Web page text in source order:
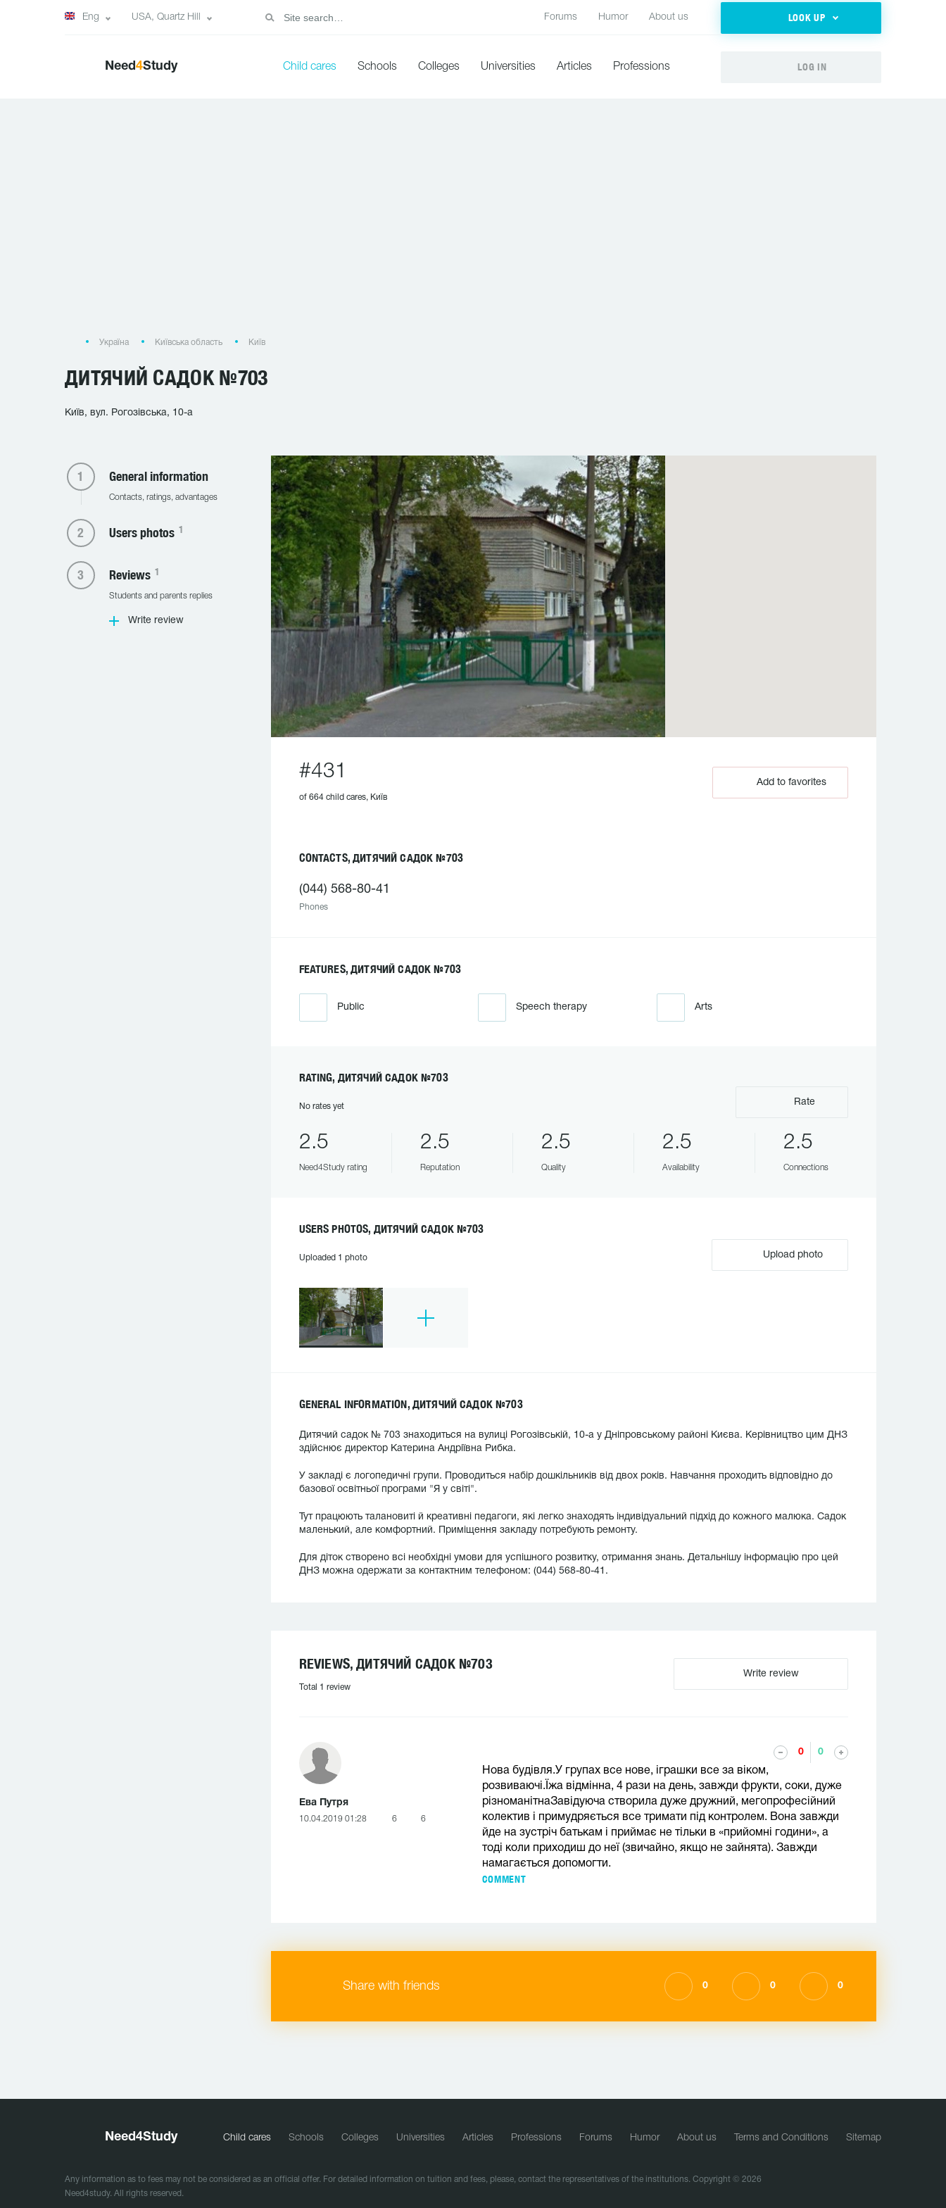
Eng USA, Quartz Hill Forums Humor About us LOOK UP
Need4Study Child cares Schools Colleges Universities Articles Professions LOG IN
Україна Київська область Київ
ДИТЯЧИЙ САДОК №703
Київ, вул. Рогозівська, 10-а
General information
Contacts, ratings, advantages
Users photos 1
Reviews 1
Students and parents replies
Write review
#431
of 664 child cares, Київ
Add to favorites
CONTACTS, ДИТЯЧИЙ САДОК №703
(044) 568-80-41
Phones
FEATURES, ДИТЯЧИЙ САДОК №703
Public Speech therapy Arts
RATING, ДИТЯЧИЙ САДОК №703
No rates yet Rate
2.5
Need4Study rating
2.5
Reputation
2.5
Quality
2.5
Availability
2.5
Connections
USERS PHOTOS, ДИТЯЧИЙ САДОК №703
Uploaded 1 photo Upload photo
GENERAL INFORMATION, ДИТЯЧИЙ САДОК №703
Дитячий садок № 703 знаходиться на вулиці Рогозівській, 10-а у Дніпровському районі Києва. Керівництво цим ДНЗ
здійснює директор Катерина Андріївна Рибка.
У закладі є логопедичні групи. Проводиться набір дошкільників від двох років. Навчання проходить відповідно до
базової освітньої програми "Я у світі".
Тут працюють талановиті й креативні педагоги, які легко знаходять індивідуальний підхід до кожного малюка. Садок
маленький, але комфортний. Приміщення закладу потребують ремонту.
Для діток створено всі необхідні умови для успішного розвитку, отримання знань. Детальнішу інформацію про цей
ДНЗ можна одержати за контактним телефоном: (044) 568-80-41.
REVIEWS, ДИТЯЧИЙ САДОК №703
Total 1 review
Write review
Ева Путря
10.04.2019 01:28 6 6
0 0
Нова будівля.У групах все нове, іграшки все за віком,
розвиваючі.Їжа відмінна, 4 рази на день, завжди фрукти, соки, дуже
різноманітнаЗавідуюча створила дуже дружний, мегопрофесійний
колектив і примудряється все тримати під контролем. Вона завжди
йде на зустріч батькам і приймає не тільки в «прийомні години», а
тоді коли приходиш до неї (звичайно, якщо не зайнята). Завжди
намагається допомогти.
COMMENT
Share with friends 0 0 0
Need4Study Child cares Schools Colleges Universities Articles Professions Forums Humor About us Terms and Conditions Sitemap
Any information as to fees may not be considered as an official offer. For detailed information on tuition and fees, please, contact the representatives of the institutions. Copyright © 2026
Need4study. All rights reserved.